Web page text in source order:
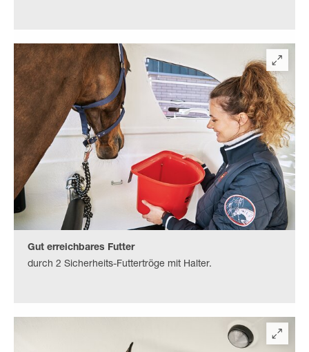
Gut erreichbares Futter
durch 2 Sicherheits-Futtertröge mit Halter.